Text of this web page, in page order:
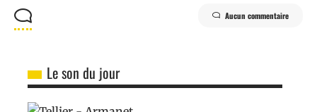
Aucun commentaire
Le son du jour